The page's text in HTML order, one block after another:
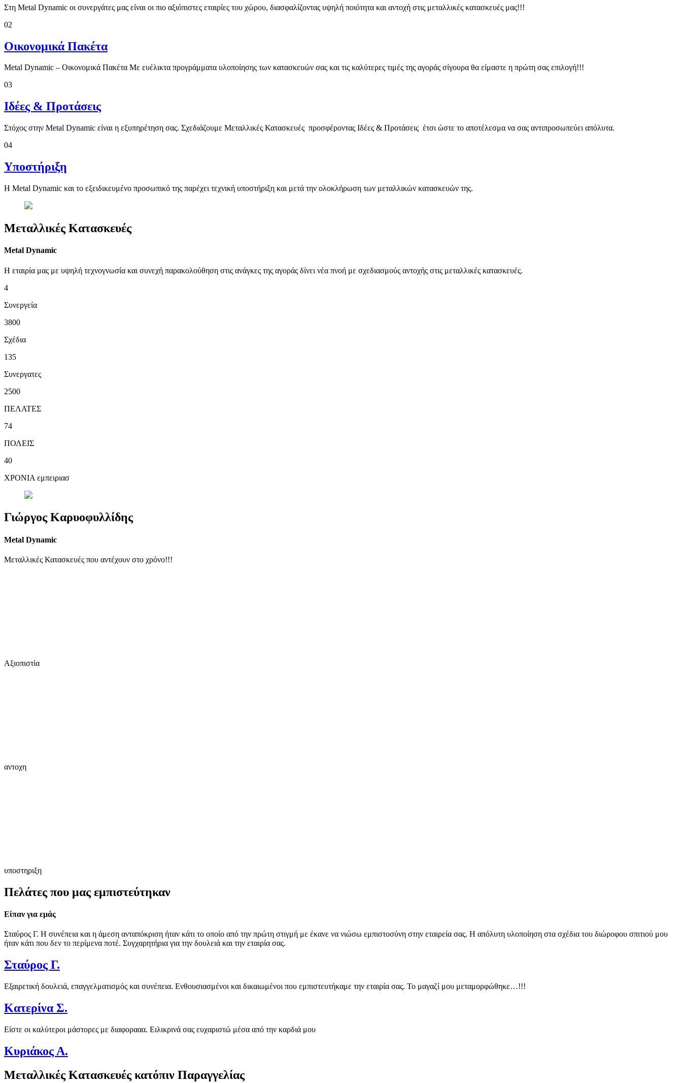
Στη Metal Dynamic οι συνεργάτες μας είναι οι πιο αξιόπιστες εταιρίες του χώρου, διασφαλίζοντας υψηλή ποιότητα και αντοχή στις μεταλλικές κατασκευές μας!!!
02
Οικονομικά Πακέτα
Metal Dynamic – Οικονομικά Πακέτα Με ευέλικτα προγράμματα υλοποίησης των κατασκευών σας και τις καλύτερες τιμές της αγοράς σίγουρα θα είμαστε η πρώτη σας επιλογή!!!
03
Ιδέες & Προτάσεις
Στόχος στην Metal Dynamic είναι η εξυπηρέτηση σας. Σχεδιάζουμε Μεταλλικές Κατασκευές προσφέροντας Ιδέες & Προτάσεις έτσι ώστε το αποτέλεσμα να σας αντιπροσωπεύει απόλυτα.
04
Υποστήριξη
Η Metal Dynamic και το εξειδικευμένο προσωπικό της παρέχει τεχνική υποστήριξη και μετά την ολοκλήρωση των μεταλλικών κατασκευών της.
Μεταλλικές Κατασκευές
Metal Dynamic
Η εταιρία μας με υψηλή τεχνογνωσία και συνεχή παρακολούθηση στις ανάγκες της αγοράς δίνει νέα πνοή με σχεδιασμούς αντοχής στις μεταλλικές κατασκευές.
4
Συνεργεία
3800
Σχέδια
135
Συνεργατες
2500
ΠΕΛΑΤΕΣ
74
ΠΟΛΕΙΣ
40
ΧΡΟΝΙΑ εμπειριασ
Γιώργος Καρυοφυλλίδης
Metal Dynamic
Μεταλλικές Κατασκευές που αντέχουν στο χρόνο!!!
Αξιοπιστία
αντοχη
υποστηριξη
Πελάτες που μας εμπιστεύτηκαν
Είπαν για εμάς
Σταύρος Γ. Η συνέπεια και η άμεση ανταπόκριση ήταν κάτι το οποίο από την πρώτη στιγμή με έκανε να νιώσω εμπιστοσύνη στην εταιρεία σας. Η απόλυτη υλοποίηση στα σχέδια του διώροφου σπιτιού μου
ήταν κάτι που δεν το περίμενα ποτέ. Συγχαρητήρια για την δουλειά και την εταιρία σας.
Σταύρος Γ.
Εξαιρετική δουλειά, επαγγελματισμός και συνέπεια. Ενθουσιασμένοι και δικαιωμένοι που εμπιστευτήκαμε την εταιρία σας. Το μαγαζί μου μεταμορφώθηκε…!!!
Κατερίνα Σ.
Είστε οι καλύτεροι μάστορες με διαφορααα. Ειλικρινά σας ευχαριστώ μέσα από την καρδιά μου
Κυριάκος Α.
Μεταλλικές Κατασκευές κατόπιν Παραγγελίας